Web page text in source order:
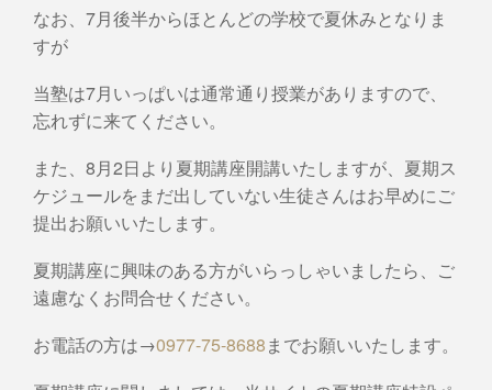
なお、7月後半からほとんどの学校で夏休みとなりま
すが
当塾は7月いっぱいは通常通り授業がありますので、
忘れずに来てください。
また、8月2日より夏期講座開講いたしますが、夏期ス
ケジュールをまだ出していない生徒さんはお早めにご
提出お願いいたします。
夏期講座に興味のある方がいらっしゃいましたら、ご
遠慮なくお問合せください。
お電話の方は→0977-75-8688までお願いいたします。